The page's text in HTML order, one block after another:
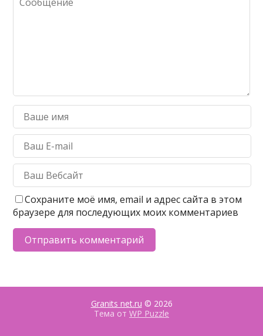
Сохраните моё имя, email и адрес сайта в этом
браузере для последующих моих комментариев
Granits net.ru © 2026
Тема от WP Puzzle